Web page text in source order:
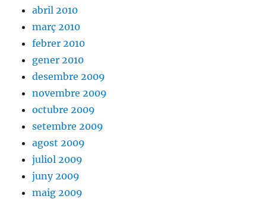
abril 2010
març 2010
febrer 2010
gener 2010
desembre 2009
novembre 2009
octubre 2009
setembre 2009
agost 2009
juliol 2009
juny 2009
maig 2009